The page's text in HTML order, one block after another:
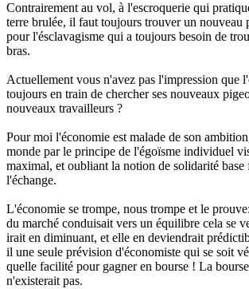
Contrairement au vol, à l'escroquerie qui
terre brulée, il faut toujours trouver un nouveau
pour l'ésclavagisme qui a toujours besoin de
bras.
Actuellement vous n'avez pas l'impression que
toujours en train de chercher ses nouveaux
nouveaux travailleurs ?
Pour moi l'économie est malade de son
monde par le principe de l'égoïsme individuel
maximal, et oubliant la notion de solidarité base
l'échange.
L'économie se trompe, nous trompe et le
du marché conduisait vers un équilibre cela se
irait en diminuant, et elle en deviendrait
il une seule prévision d'économiste qui se soit
quelle facilité pour gagner en bourse ! La
n'existerait pas.